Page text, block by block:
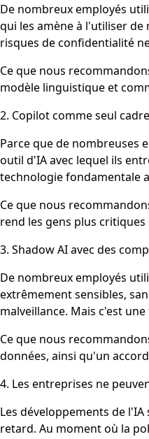
De nombreux employés
qui les amène à l'utiliser de
risques de confidentialité
Ce que nous
modèle linguistique et
2. Copilot comme seul
Parce que de nombreuses
outil d'IA avec lequel ils
technologie fondamentale
Ce que nous
rend les gens plus
3. Shadow AI avec des
De nombreux employés
extrêmement sensibles,
malveillance. Mais c'est
Ce que nous
données, ainsi qu'un
4. Les entreprises ne
Les développements de
retard. Au moment où la